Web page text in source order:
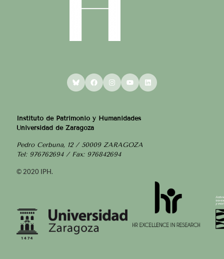
BlueskyFacebookInstagram
YouTubeLinkedIn
Instituto de Patrimonio y Humanidades
Universidad de Zaragoza
Pedro Cerbuna, 12 / 50009 ZARAGOZA
Tel: 976762694 / Fax: 976842694
© 2020 IPH.